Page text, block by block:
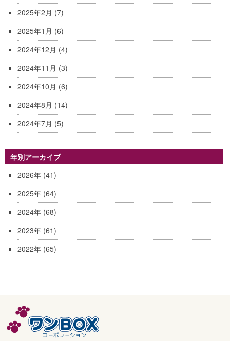
2025年2月 (7)
2025年1月 (6)
2024年12月 (4)
2024年11月 (3)
2024年10月 (6)
2024年8月 (14)
2024年7月 (5)
年別アーカイブ
2026年(41)
2025年(64)
2024年(68)
2023年(61)
2022年(65)